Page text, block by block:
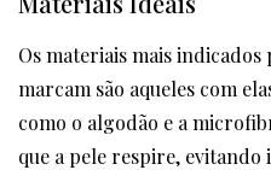
Os materiais mais indicados
marcam são aqueles com
como o algodão e a
que a pele respire, evitando